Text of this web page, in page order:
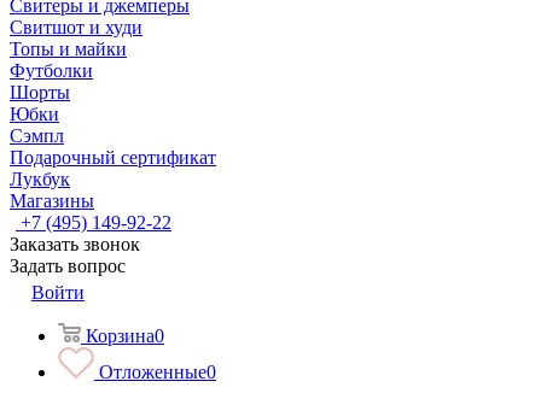
Свитеры и джемперы
Свитшот и худи
Топы и майки
Футболки
Шорты
Юбки
Сэмпл
Подарочный сертификат
Лукбук
Магазины
+7 (495) 149-92-22
Заказать звонок
Задать вопрос
Войти
Корзина0
Отложенные0